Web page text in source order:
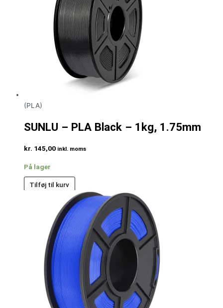
(PLA)
SUNLU – PLA Black – 1kg, 1.75mm
kr. 145,00 inkl. moms
På lager
Tilføj til kurv